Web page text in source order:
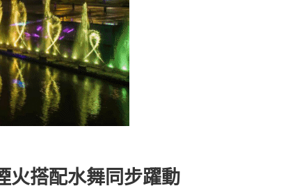
火搭配水舞同步躍動